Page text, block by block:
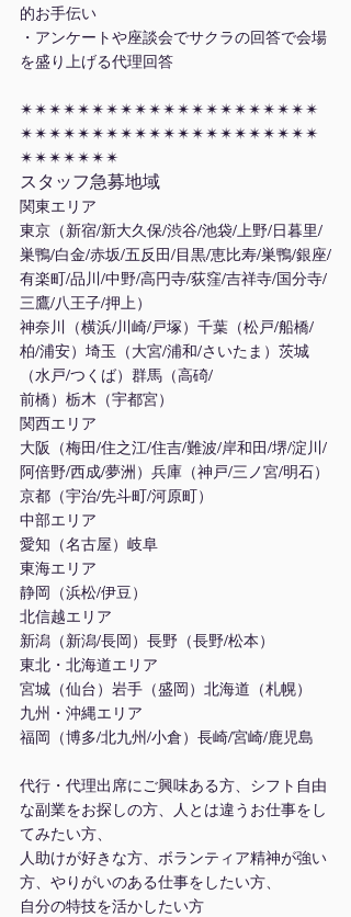
的お手伝い
・アンケートや座談会でサクラの回答で会場
を盛り上げる代理回答
✴︎✴︎✴︎✴︎✴︎✴︎✴︎✴︎✴︎✴︎✴︎✴︎✴︎✴︎✴︎✴︎✴︎✴︎✴︎✴︎✴︎
✴︎✴︎✴︎✴︎✴︎✴︎✴︎✴︎✴︎✴︎✴︎✴︎✴︎✴︎✴︎✴︎✴︎✴︎✴︎✴︎✴︎
✴︎✴︎✴︎✴︎✴︎✴︎✴︎
スタッフ急募地域
関東エリア
東京（新宿/新大久保/渋谷/池袋/上野/日暮里/
巣鴨/白金/赤坂/五反田/目黒/恵比寿/巣鴨/銀座/
有楽町/品川/中野/高円寺/荻窪/吉祥寺/国分寺/
三鷹/八王子/押上）
神奈川（横浜/川崎/戸塚）千葉（松戸/船橋/
柏/浦安）埼玉（大宮/浦和/さいたま）茨城
（水戸/つくば）群馬（高碕/
前橋）栃木（宇都宮）
関西エリア
大阪（梅田/住之江/住吉/難波/岸和田/堺/淀川/
阿倍野/西成/夢洲）兵庫（神戸/三ノ宮/明石）
京都（宇治/先斗町/河原町）
中部エリア
愛知（名古屋）岐阜
東海エリア
静岡（浜松/伊豆）
北信越エリア
新潟（新潟/長岡）長野（長野/松本）
東北・北海道エリア
宮城（仙台）岩手（盛岡）北海道（札幌）
九州・沖縄エリア
福岡（博多/北九州/小倉）長崎/宮崎/鹿児島
代行・代理出席にご興味ある方、シフト自由
な副業をお探しの方、人とは違うお仕事をし
てみたい方、
人助けが好きな方、ボランティア精神が強い
方、やりがいのある仕事をしたい方、
自分の特技を活かしたい方